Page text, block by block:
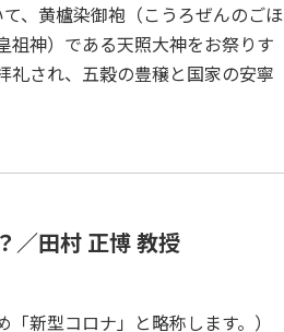
、黄櫨染御袍（こうろぜんのごほ
祖神）である天照大神をお祭りす
礼され、五穀の豊穣と国家の安寧
／田村 正博 教授
新型コロナ」と略称します。）